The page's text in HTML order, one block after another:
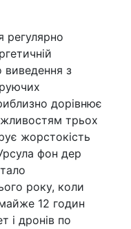
регулярно
виведення з
дорівнює
трьох
жорстокість
фон дер
року, коли
12 годин
і дронів по